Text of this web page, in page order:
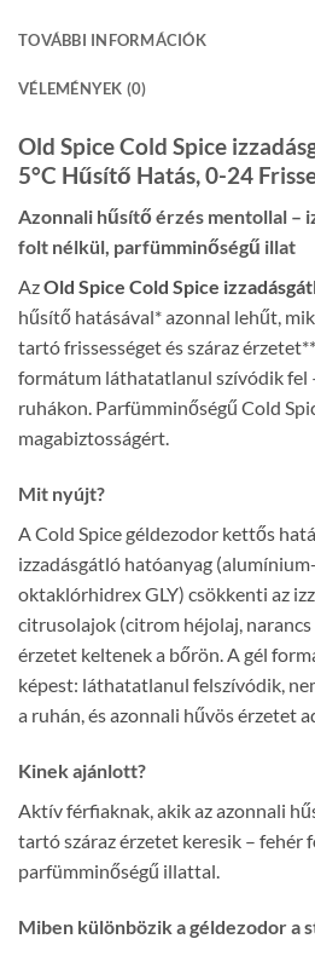
TOVÁBBI INFORMÁCIÓK
VÉLEMÉNYEK (0)
Old Spice Cold Spice
5°C Hűsítő Hatás, 0-24
Azonnali hűsítő érzés mentollal –
folt nélkül, parfümminőségű illat
AzOld Spice Cold Spice
hűsítő hatásával* azonnal lehűt,
tartó frissességet és száraz
formátum láthatatlanul szívódik fel
ruhákon. Parfümminőségű Cold
magabiztosságért.
Mit nyújt?
A Cold Spice géldezodor kettős
izzadásgátló hatóanyag
oktaklórhidrex GLY) csökkenti az
citrusolajok (citrom héjolaj,
érzetet keltenek a bőrön. A gél
képest: láthatatlanul felszívódik,
a ruhán, és azonnali hűvös érzetet
Kinek ajánlott?
Aktív férfiaknak, akik az azonnali
tartó száraz érzetet keresik – fehér
parfümminőségű illattal.
Miben különbözik a géldezodor a